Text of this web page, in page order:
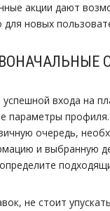
акции дают
для новых
успешной входа на
параметры
очередь,
и выбранную
не стоит